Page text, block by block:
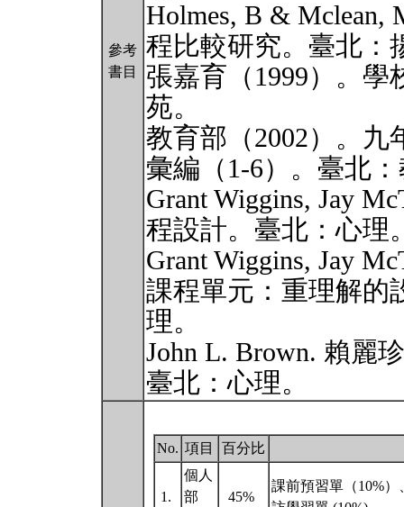
參考
書目
Holmes, B & Mclean,
程比較研究。臺北：
張嘉育（1999）。
苑。
教育部（2002）。
彙編（1-6）。臺北
Grant Wiggins, Jay
程設計。臺北：心理
Grant Wiggins, Jay
課程單元：重理解的
理。
John L. Brown. 賴麗
臺北：心理。
No. 項目 百分比
1.
個人
部
45%
課前預習單（10%）